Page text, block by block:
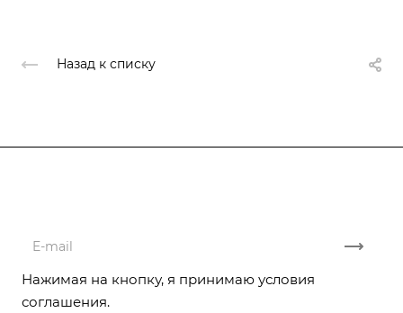
Назад к списку
Нажимая на кнопку, я принимаю условия
соглашения.